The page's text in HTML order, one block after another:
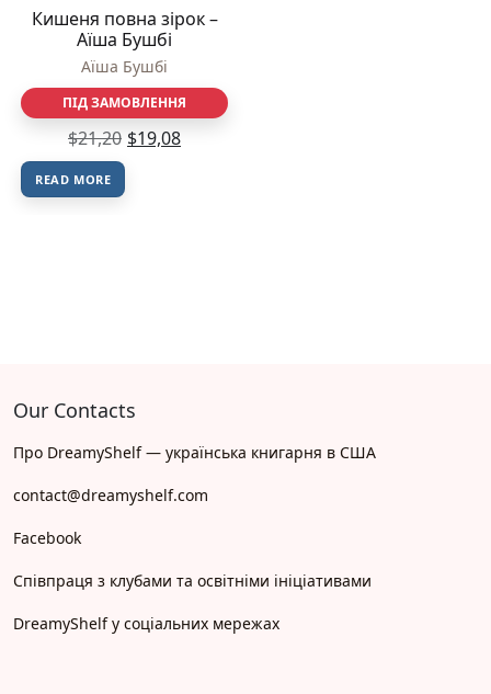
Кишеня повна зірок –
Аїша Бушбі
Аїша Бушбі
ПІД ЗАМОВЛЕННЯ
$21,20 $19,08
READ MORE
Our Contacts
Про DreamyShelf — українська книгарня в США
contact@dreamyshelf.com
Facebook
Співпраця з клубами та освітніми ініціативами
DreamyShelf у соціальних мережах